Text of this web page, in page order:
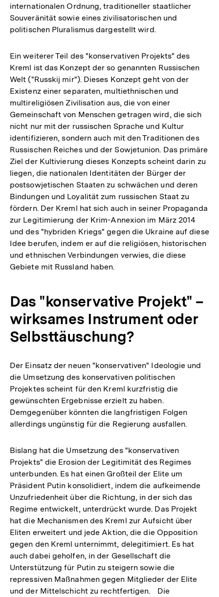
internationalen Ordnung, traditioneller staatlicher
Souveränität sowie eines zivilisatorischen und
politischen Pluralismus dargestellt wird.
Ein weiterer Teil des "konservativen Projekts" des
Kreml ist das Konzept der so genannten Russischen
Welt ("Russkij mir"). Dieses Konzept geht von der
Existenz einer separaten, multiethnischen und
multireligiösen Zivilisation aus, die von einer
Gemeinschaft von Menschen getragen wird, die sich
nicht nur mit der russischen Sprache und Kultur
identifizieren, sondern auch mit den Traditionen des
Russischen Reiches und der Sowjetunion. Das primäre
Ziel der Kultivierung dieses Konzepts scheint darin zu
liegen, die nationalen Identitäten der Bürger der
postsowjetischen Staaten zu schwächen und deren
Bindungen und Loyalität zum russischen Staat zu
fördern. Der Kreml hat sich auch in seiner Propaganda
zur Legitimierung der Krim-Annexion im März 2014
und des "hybriden Kriegs" gegen die Ukraine auf diese
Idee berufen, indem er auf die religiösen, historischen
und ethnischen Verbindungen verwies, die diese
Gebiete mit Russland haben.
Das "konservative Projekt" –
wirksames Instrument oder
Selbsttäuschung?
Der Einsatz der neuen "konservativen" Ideologie und
die Umsetzung des konservativen politischen
Projektes scheint für den Kreml kurzfristig die
gewünschten Ergebnisse erzielt zu haben.
Demgegenüber könnten die langfristigen Folgen
allerdings ungünstig für die Regierung ausfallen.
Bislang hat die Umsetzung des "konservativen
Projekts" die Erosion der Legitimität des Regimes
unterbunden. Es hat einen Großteil der Elite um
Präsident Putin konsolidiert, indem die aufkeimende
Unzufriedenheit über die Richtung, in der sich das
Regime entwickelt, unterdrückt wurde. Das Projekt
hat die Mechanismen des Kreml zur Aufsicht über
Eliten erweitert und jede Aktion, die die Opposition
gegen den Kreml unternimmt, delegitimiert. Es hat
auch dabei geholfen, in der Gesellschaft die
Unterstützung für Putin zu steigern sowie die
repressiven Maßnahmen gegen Mitglieder der Elite
und der Mittelschicht zu rechtfertigen. Die